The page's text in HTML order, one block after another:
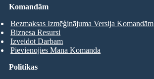
Komandām
Bezmaksas Izmēģinājuma Versija Komandām
Biznesa Resursi
Izveidot Darbam
Pievienojies Mana Komanda
Politikas